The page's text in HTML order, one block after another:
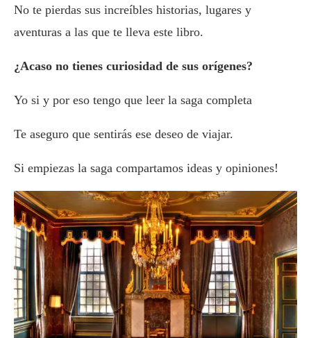
No te pierdas sus increíbles historias, lugares y
aventuras a las que te lleva este libro.
¿Acaso no tienes curiosidad de sus orígenes?
Yo si y por eso tengo que leer la saga completa
Te aseguro que sentirás ese deseo de viajar.
Si empiezas la saga compartamos ideas y opiniones!